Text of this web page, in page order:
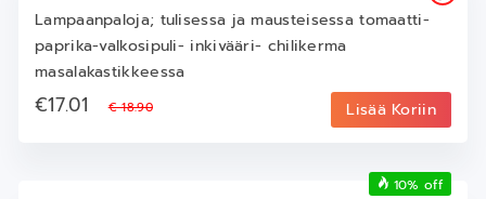
Lampaanpaloja; tulisessa ja mausteisessa tomaatti-
paprika-valkosipuli- inkivääri- chilikerma
masalakastikkeessa
€17.01€ 18.90 Lisää Koriin
10% off